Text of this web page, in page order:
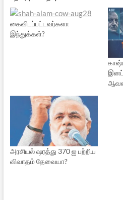
கைவிடப்பட்டவர்களா
இந்துக்கள்?
அரசியல் ஷரத்து 370 ஐ பற்றிய
விவாதம் தேவையா?